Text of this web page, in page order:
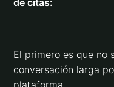
de citas:
El primero es que no
conversación larga